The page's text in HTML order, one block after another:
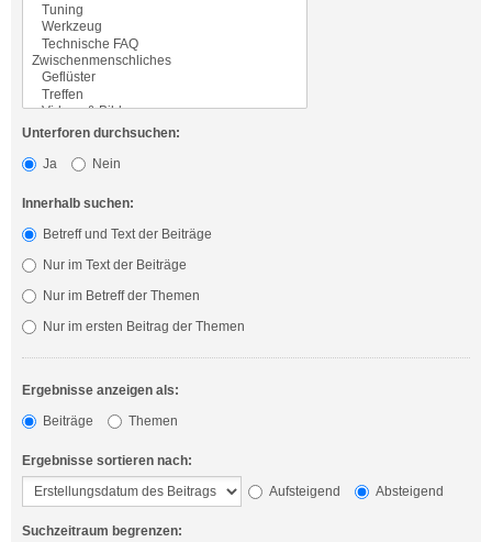
Unterforen durchsuchen:
Ja
Nein
Innerhalb suchen:
Betreff und Text der Beiträge
Nur im Text der Beiträge
Nur im Betreff der Themen
Nur im ersten Beitrag der Themen
Ergebnisse anzeigen als:
Beiträge
Themen
Ergebnisse sortieren nach:
Aufsteigend
Absteigend
Suchzeitraum begrenzen: